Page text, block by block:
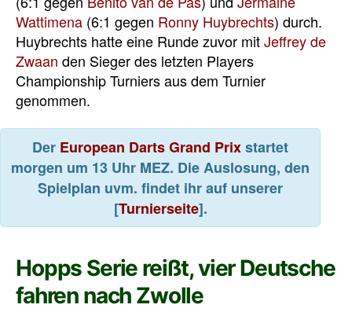
Wattimena (6:1 gegen Ronny Huybrechts) durch.
Huybrechts hatte eine Runde zuvor mitJeffrey de
Zwaan den Sieger des letzten Players
Championship Turniers aus dem Turnier
genommen.
Der European Darts Grand Prixstartet
morgen um 13 Uhr MEZ. Die Auslosung, den
Spielplan uvm. findet ihr auf unserer
[Turnierseite].
Hopps Serie reißt, vier Deutsche
fahren nach Zwolle